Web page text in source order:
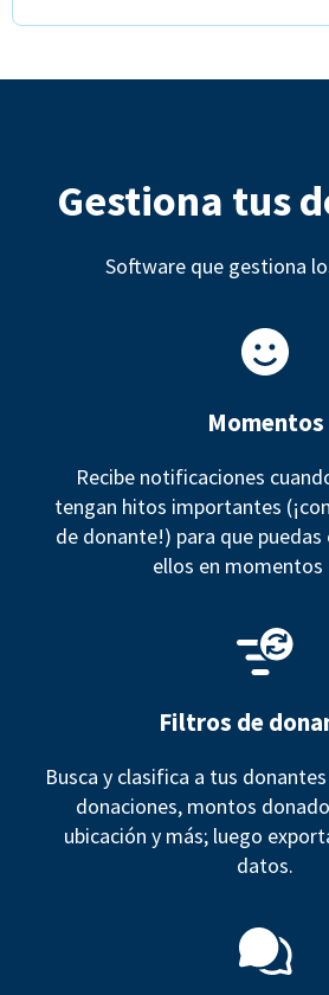
Gestiona tus
Software que gestiona
Momentos
Recibe notificaciones
tengan hitos importantes
de donante!) para que
ellos en momentos
Filtros de
Busca y clasifica a tus
donaciones, montos
ubicación y más; luego
datos.